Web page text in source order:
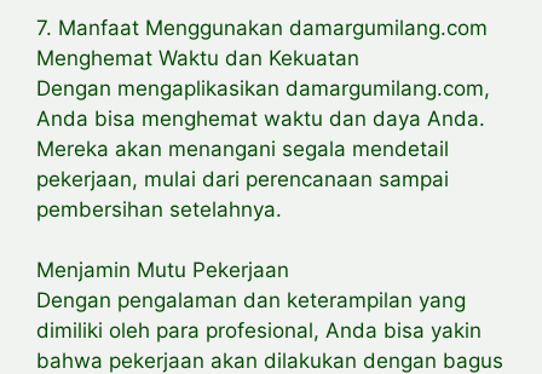
7. Manfaat Menggunakan damargumilang.com
Menghemat Waktu dan Kekuatan
Dengan mengaplikasikan damargumilang.com,
Anda bisa menghemat waktu dan daya Anda.
Mereka akan menangani segala mendetail
pekerjaan, mulai dari perencanaan sampai
pembersihan setelahnya.
Menjamin Mutu Pekerjaan
Dengan pengalaman dan keterampilan yang
dimiliki oleh para profesional, Anda bisa yakin
bahwa pekerjaan akan dilakukan dengan bagus